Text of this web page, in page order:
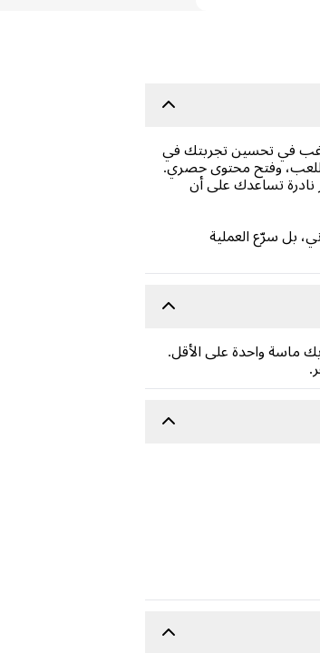
ترغب في تحسين تجربتك في
اللعب، وفتح محتوى حصري.
نادرة تساعدك على أن
بل سرّع العملية
ماسة واحدة على الأقل.